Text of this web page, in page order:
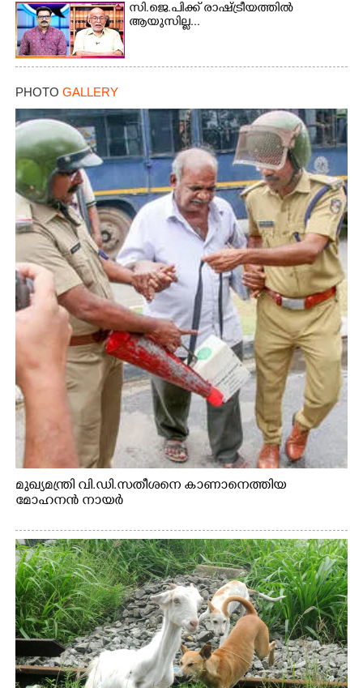
സി.ജെ.പിക്ക് രാഷ്ട്രീയത്തിൽ
ആയുസില്ല...
PHOTO GALLERY
മുഖ്യമന്ത്രി വി.ഡി.സതീശനെ കാണാനെത്തിയ
മോഹനൻ നായർ